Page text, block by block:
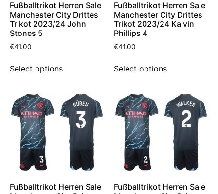
Fußballtrikot Herren Sale
Manchester City Drittes
Trikot 2023/24 John
Stones 5
€41.00
Select options
Fußballtrikot Herren Sale
Manchester City Drittes
Trikot 2023/24 Kalvin
Phillips 4
€41.00
Select options
Fußballtrikot Herren Sale
Fußballtrikot Herren Sale